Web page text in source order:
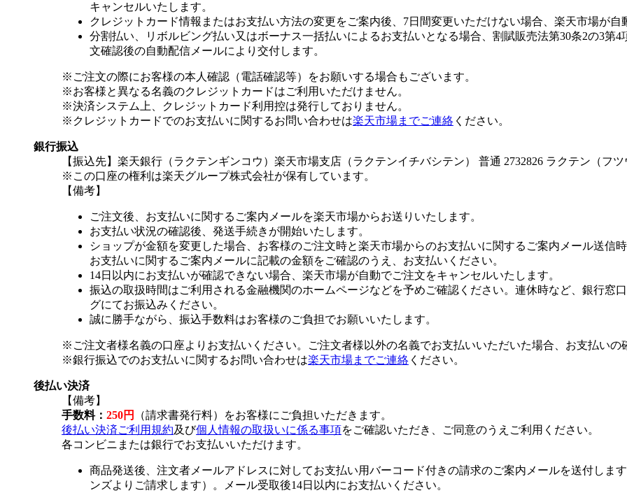
キャンセルいたします。
クレジットカード情報またはお支払い方法の変更をご案内後、7日間変更いただけない場合、楽天市場が自
分割払い、リボルビング払い又はボーナス一括払いによるお支払いとなる場合、割賦販売法第30条2の3第
文確認後の自動配信メールにより交付します。
※ご注文の際にお客様の本人確認（電話確認等）をお願いする場合もございます。
※お客様と異なる名義のクレジットカードはご利用いただけません。
※決済システム上、クレジットカード利用控は発行しておりません。
※クレジットカードでのお支払いに関するお問い合わせは楽天市場までご連絡 ください。
銀行振込
【振込先】楽天銀行（ラクテンギンコウ）楽天市場支店（ラクテンイチバシテン） 普通 2732826 ラクテン（フ
※この口座の権利は楽天グループ株式会社が保有しています。
【備考】
ご注文後、お支払いに関するご案内メールを楽天市場からお送りいたします。
お支払い状況の確認後、発送手続きが開始いたします。
ショップが金額を変更した場合、お客様のご注文時と楽天市場からのお支払いに関するご案内メール送信時
お支払いに関するご案内メールに記載の金額をご確認のうえ、お支払いください。
14日以内にお支払いが確認できない場合、楽天市場が自動でご注文をキャンセルいたします。
振込の取扱時間はご利用される金融機関のホームページなどを予めご確認ください。連休時など、銀行窓
グにてお振込みください。
誠に勝手ながら、振込手数料はお客様のご負担でお願いいたします。
※ご注文者様名義の口座よりお支払いください。ご注文者様以外の名義でお支払いいただいた場合、お支払いの
※銀行振込でのお支払いに関するお問い合わせは楽天市場までご連絡 ください。
後払い決済
【備考】
手数料： 250円
（請求書発行料）をお客様にご負担いただきます。
後払い決済ご利用規約及び個人情報の取扱いに係る事項をご確認いただき、ご同意のうえご利用ください。
各コンビニまたは銀行でお支払いいただけます。
商品発送後、注文者メールアドレスに対してお支払い用バーコード付きの請求のご案内メールを送付しま
ンズよりご請求します）。メール受取後14日以内にお支払いください。